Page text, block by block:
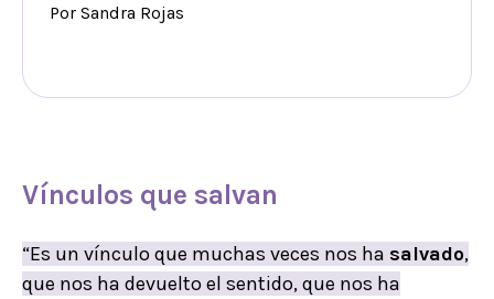
Por Sandra Rojas
Vínculos que salvan
“Es un vínculo que muchas veces nos ha salvado,
que nos ha devuelto el sentido, que nos ha